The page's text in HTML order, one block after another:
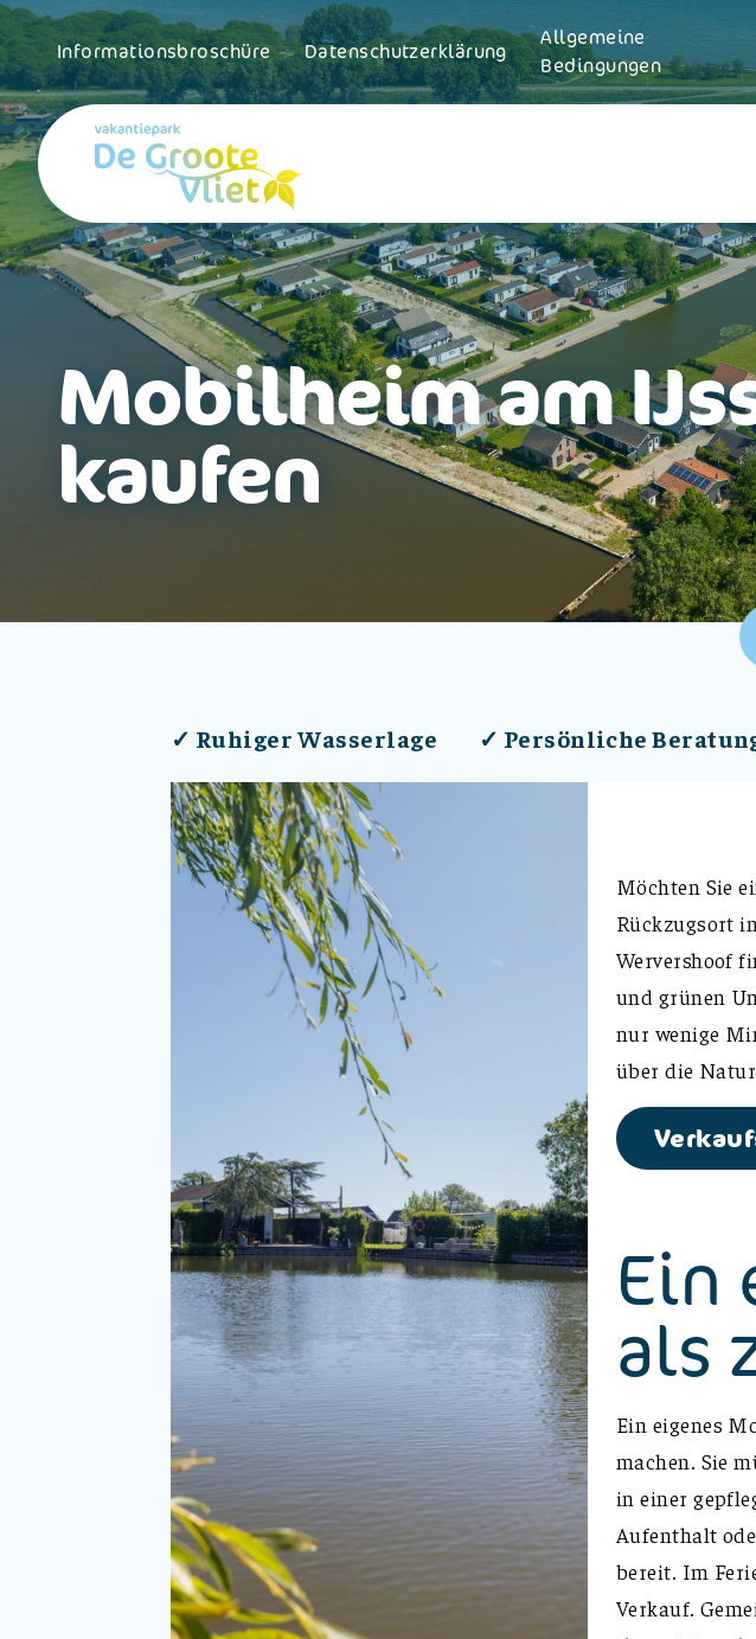
Informationsbroschüre Datenschutzerklärung
Allgemeine
Bedingungen
Mobilheim am
kaufen
✓ Ruhiger Wasserlage ✓ Persönliche
Möchten Sie
Rückzugsort
Wervershoof
und grünen
nur wenige
über die
Ein
als
Ein eigenes
machen. Sie
in einer
Aufenthalt
bereit. Im
Verkauf.